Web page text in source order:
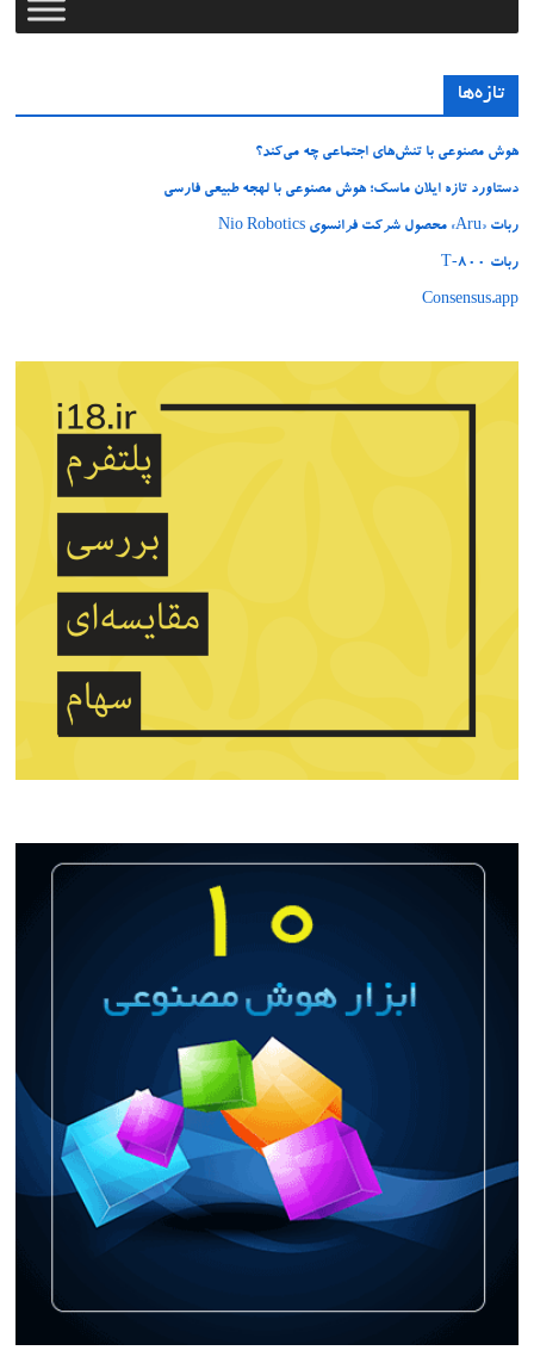
تازه‌ها
هوش مصنوعی با تنش‌های اجتماعی چه می‌کند؟
دستاورد تازه ایلان ماسک؛ هوش مصنوعی با لهجه طبیعی فارسی
ربات «Aru» محصول شرکت فرانسوی Nio Robotics
ربات T‑800
Consensus.app